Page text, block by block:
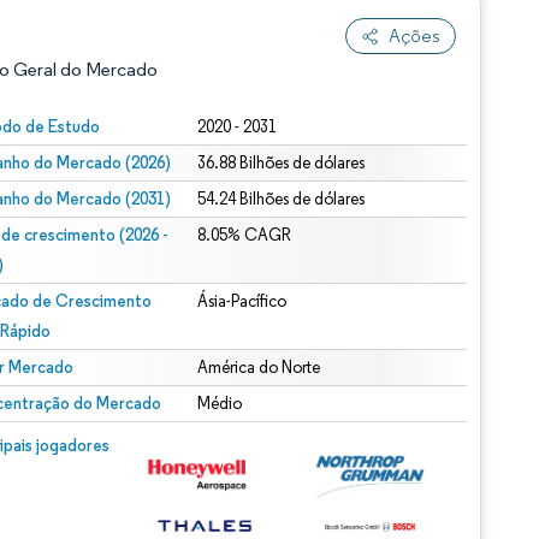
Ações
Geral do Mercado
de Estudo 2020 - 2031
do Mercado (2026) 36.88 Bilhões de dólares
do Mercado (2031) 54.24 Bilhões de dólares
de crescimento (2026 -
8.05% CAGR
de Crescimento
Ásia-Pacífico
Mercado América do Norte
do Mercado Médio
jogadores
© Mordor Intelligence. O reuso requer atribuição conforme CC BY 4.0.
conforme CC BY 4.0.